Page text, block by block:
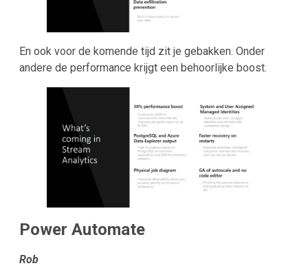
En ook voor de komende tijd zit je gebakken. Onder
andere de performance krijgt een behoorlijke boost.
Power Automate
Rob